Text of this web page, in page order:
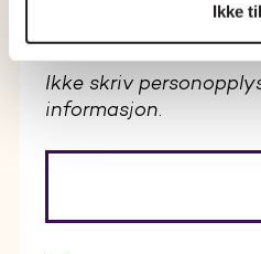
Ikke
Spørsmål og
Ikke skriv
informasjon.